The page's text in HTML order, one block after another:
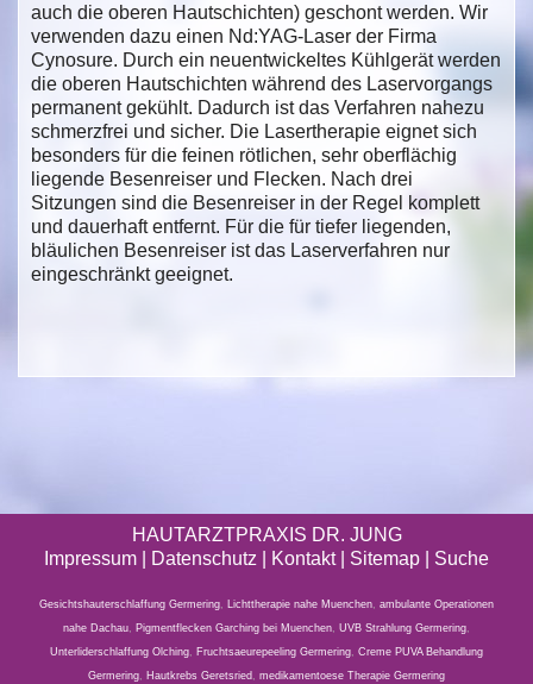
auch die oberen Hautschichten) geschont werden. Wir
verwenden dazu einen Nd:YAG-Laser der Firma
Cynosure. Durch ein neuentwickeltes Kühlgerät werden
die oberen Hautschichten während des Laservorgangs
permanent gekühlt. Dadurch ist das Verfahren nahezu
schmerzfrei und sicher. Die Lasertherapie eignet sich
besonders für die feinen rötlichen, sehr oberflächig
liegende Besenreiser und Flecken. Nach drei
Sitzungen sind die Besenreiser in der Regel komplett
und dauerhaft entfernt. Für die für tiefer liegenden,
bläulichen Besenreiser ist das Laserverfahren nur
eingeschränkt geeignet.
HAUTARZTPRAXIS DR. JUNG
Impressum
Datenschutz | Kontakt | Sitemap Suche
Gesichtshauterschlaffung Germering, Lichttherapie nahe Muenchen, ambulante Operationen
nahe Dachau, Pigmentflecken Garching bei Muenchen, UVB Strahlung Germering,
Unterliderschlaffung Olching, Fruchtsaeurepeeling Germering, Creme PUVA Behandlung
Germering, Hautkrebs Geretsried , medikamentoese Therapie Germering